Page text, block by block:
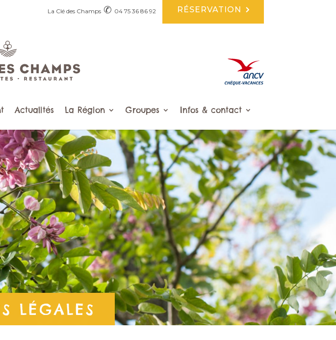
RÉSERVATION
La Clé des Champs ✆ 04 75 36 86 92
Actualités La Région Groupes Infos & contact
LÉGALES